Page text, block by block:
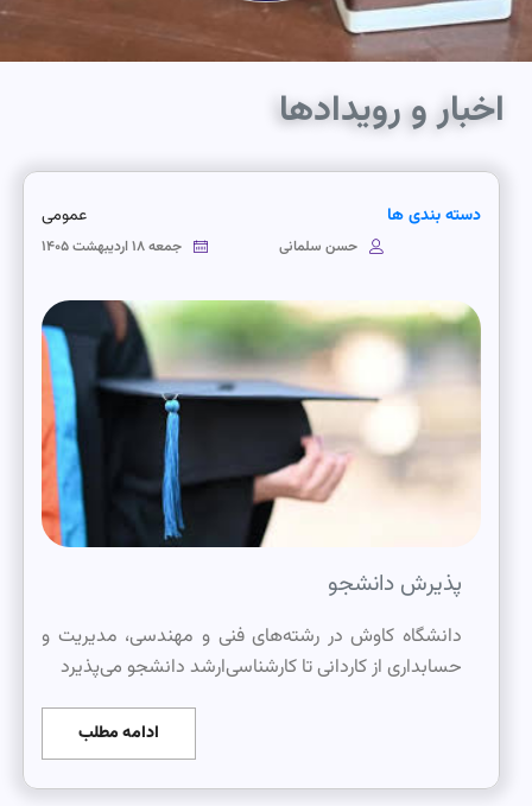
اخبار و رویدادها
دسته بندی ها عمومی
جمعه ۱۸ اردیبهشت ۱۴۰۵ حسن سلمانی
پذیرش دانشجو
دانشگاه کاوش در رشته‌های فنی و مهندسی، مدیریت و
حسابداری از کاردانی تا کارشناسی‌ارشد دانشجو می‌پذیرد
ادامه مطلب